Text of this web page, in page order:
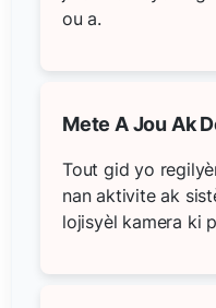
ou a.
Mete A Jou Ak
Tout gid yo
nan aktivite ak
lojisyèl kamera ki